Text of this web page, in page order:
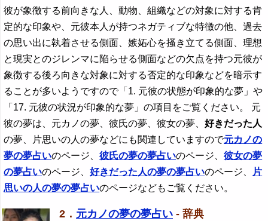
彼が象徴する前向きな人、動物、組織などの対象に対する肯
定的な印象や、元彼本人が持つネガティブな特徴の他、過去
の思い出に執着させる側面、嫉妬心を掻き立てる側面、理想
と現実とのジレンマに陥らせる側面などの欠点を持つ元彼が
象徴する後ろ向きな対象に対する否定的な印象などを暗示す
ることが多いようですので「1. 元彼の状態が印象的な夢」や
「17. 元彼の状況が印象的な夢」の項目をご覧ください。 元
彼の夢は、元カノの夢、彼氏の夢、彼女の夢、好きだった人
の夢、片思いの人の夢などにも関連していますので元カノの
夢の夢占いのページ、彼氏の夢の夢占いのページ、彼女の夢
の夢占いのページ、好きだった人の夢の夢占いのページ、
片
思いの人の夢の夢占いのページなどもご覧ください。
2． 元カノの夢の夢占い - 辞典